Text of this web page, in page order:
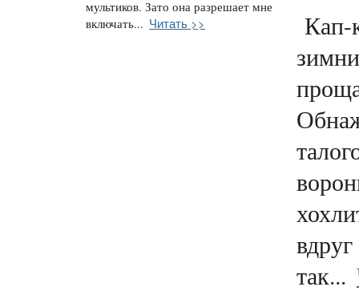
мультиков. Зато она разрешает мне
включать... Читать >>
Кап-
так...